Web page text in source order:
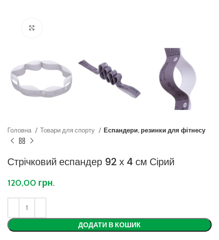
Головна Товари для спорту Еспандери, резинки для фітнесу
Стрічковий еспандер 92 х 4 см Сірий
120,00 грн.
ДОДАТИ В КОШИК